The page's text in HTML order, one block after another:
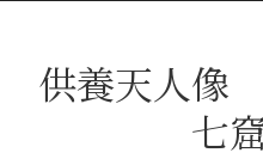
供養天人像
七